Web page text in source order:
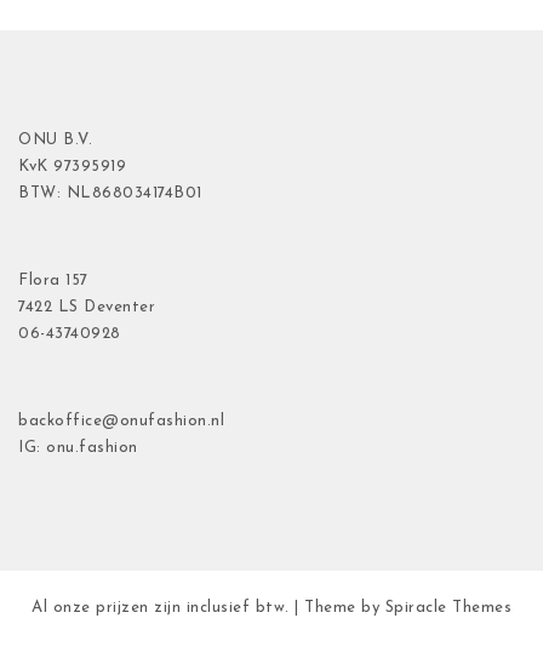
ONU B.V.
KvK 97395919
BTW: NL868034174B01
Flora 157
7422 LS Deventer
06-43740928
backoffice@onufashion.nl
IG: onu.fashion
Al onze prijzen zijn inclusief btw. | Theme by Spiracle Themes